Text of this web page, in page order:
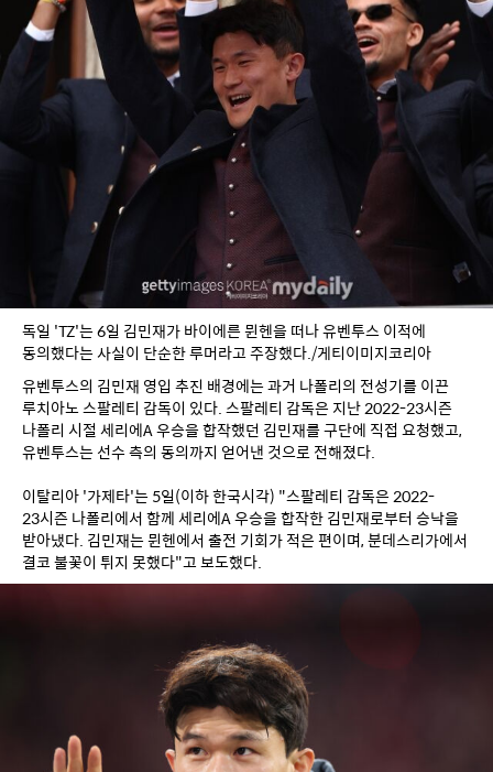
독일 'TZ'는 6일 김민재가 바이에른 뮌헨을 떠나 유벤투스 이적에
동의했다는 사실이 단순한 루머라고 주장했다./게티이미지코리아
유벤투스의 김민재 영입 추진 배경에는 과거 나폴리의 전성기를 이끈
루치아노 스팔레티 감독이 있다. 스팔레티 감독은 지난 2022-23시즌
나폴리 시절 세리에A 우승을 합작했던 김민재를 구단에 직접 요청했고,
유벤투스는 선수 측의 동의까지 얻어낸 것으로 전해졌다.
이탈리아 '가제타'는 5일(이하 한국시각) "스팔레티 감독은 2022-
23시즌 나폴리에서 함께 세리에A 우승을 합작한 김민재로부터 승낙을
받아냈다. 김민재는 뮌헨에서 출전 기회가 적은 편이며, 분데스리가에서
결코 불꽃이 튀지 못했다"고 보도했다.